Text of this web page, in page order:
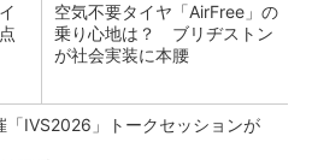
空気不要タイヤ「AirFree」の
乗り心地は？ ブリヂストン
が社会実装に本腰
「IVS2026」トークセッションが